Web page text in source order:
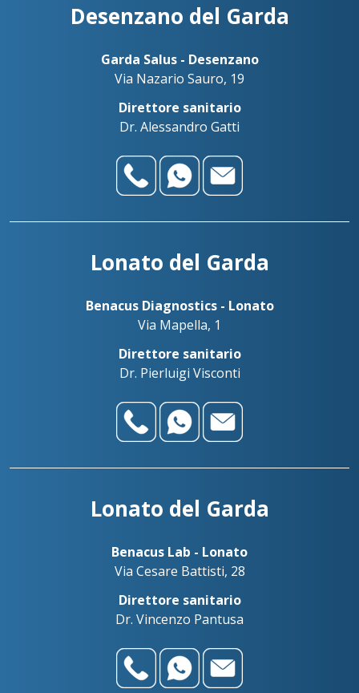
Desenzano del Garda
Garda Salus - Desenzano
Via Nazario Sauro, 19
Direttore sanitario
Dr. Alessandro Gatti
Lonato del Garda
Benacus Diagnostics - Lonato
Via Mapella, 1
Direttore sanitario
Dr. Pierluigi Visconti
Lonato del Garda
Benacus Lab - Lonato
Via Cesare Battisti, 28
Direttore sanitario
Dr. Vincenzo Pantusa